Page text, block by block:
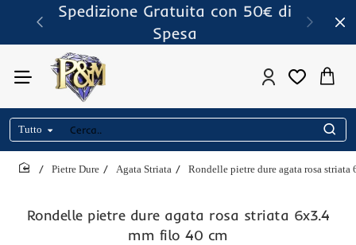
Spedizione Gratuita con 50€ di
Spesa
Tutto
Cerca..
Rondelle pietre dure agata rosa striata 6x3.4
mm filo 40 cm
Pietre Dure Agata Striata Rondelle pietre dure agata rosa